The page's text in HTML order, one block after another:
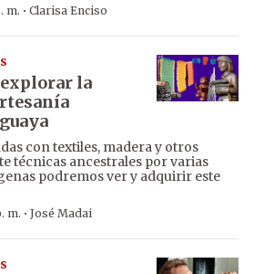
m. · Clarisa Enciso
la
con textiles, madera y otros
técnicas ancestrales por varias
podremos ver y adquirir este
m. · José Madai